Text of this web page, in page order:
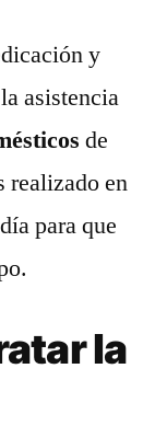
y
asistencia
de
realizado en
para que
la